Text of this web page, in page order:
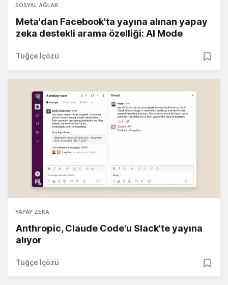
SOSYAL AĞLAR
Meta'dan Facebook'ta yayına alınan yapay
zeka destekli arama özelliği: AI Mode
Tuğçe İçözü
YAPAY ZEKA
Anthropic, Claude Code'u Slack'te yayına
alıyor
Tuğçe İçözü